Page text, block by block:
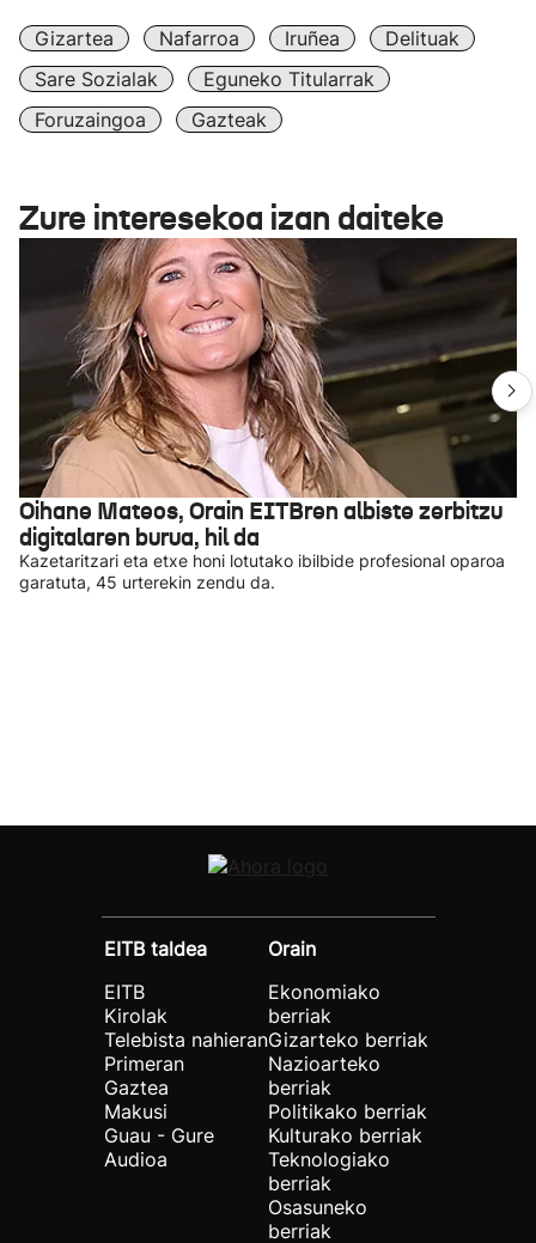
Gizartea Nafarroa Iruñea
Delituak
Sare Sozialak
Eguneko Titularrak
Foruzaingoa
Gazteak
Zure interesekoa izan daiteke
Oihane Mateos, Orain EITBren albiste zerbitzu
digitalaren burua, hil da
Kazetaritzari eta etxe honi lotutako ibilbide profesional oparoa
garatuta, 45 urterekin zendu da.
EITB taldea
EITB
Kirolak
Telebista nahieran
Primeran
Gaztea
Makusi
Guau - Gure
Audioa
Orain
Ekonomiako
berriak
Gizarteko berriak
Nazioarteko
berriak
Politikako berriak
Kulturako berriak
Teknologiako
berriak
Osasuneko
berriak